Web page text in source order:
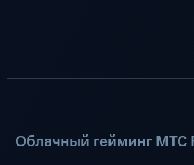
Облачный гейминг МТС